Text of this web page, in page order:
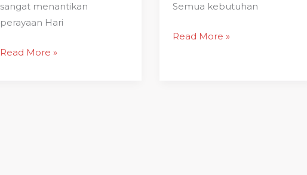
sangat menantikan
perayaan Hari
Read More »
Semua kebutuhan
Read More »